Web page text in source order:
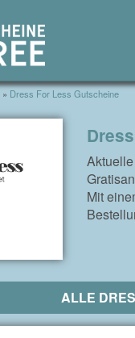
» Dress For Less Gutscheine
Mit
ALLE